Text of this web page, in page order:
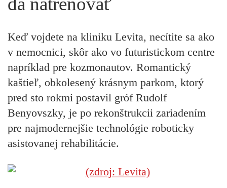
Keď vojdete na kliniku Levita, necítite sa ako
v nemocnici, skôr ako vo futuristickom centre
napríklad pre kozmonautov. Romantický
kaštieľ, obkolesený krásnym parkom, ktorý
pred sto rokmi postavil gróf Rudolf
Benyovszky, je po rekonštrukcii zariadením
pre najmodernejšie technológie roboticky
asistovanej rehabilitácie.